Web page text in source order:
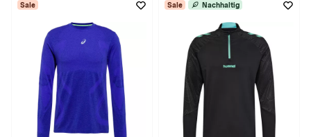
Sale Sale Nachhaltig